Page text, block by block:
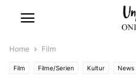
Home Film
Film Filme/Serien Kultur News